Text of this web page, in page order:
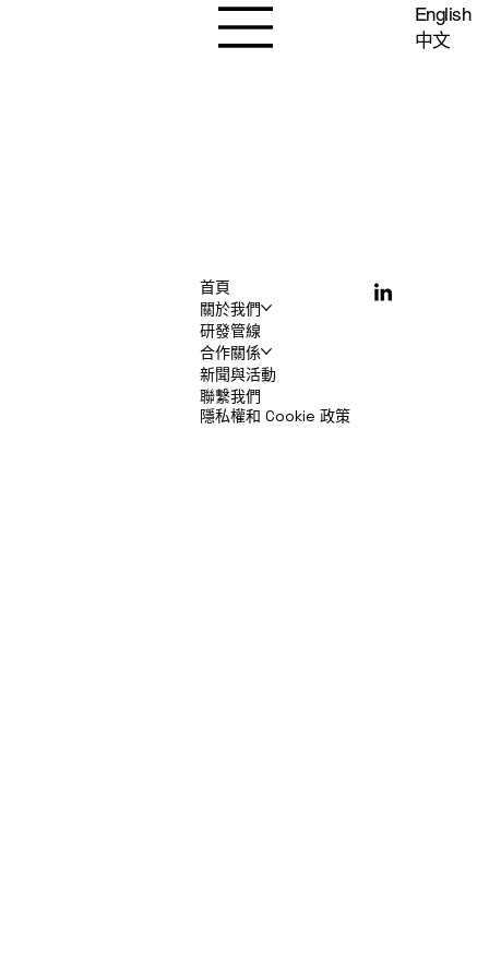
English
中文
首頁
關於我們
研發管線
合作關係
新聞與活動
聯繫我們
隱私權和 Cookie 政策